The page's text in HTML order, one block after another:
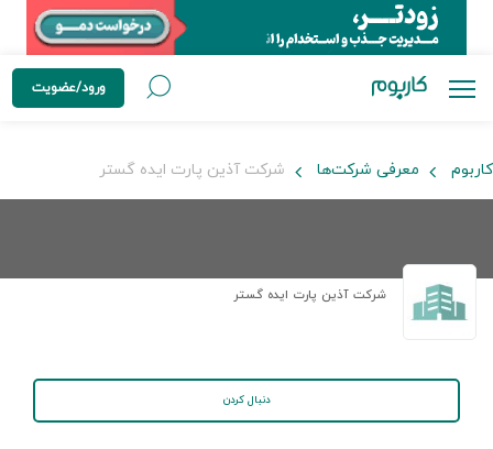
ورود/عضویت
کاربوم معرفی شرکت‌ها شرکت آذین پارت ایده گستر
شرکت آذین پارت ایده گستر
دنبال کردن